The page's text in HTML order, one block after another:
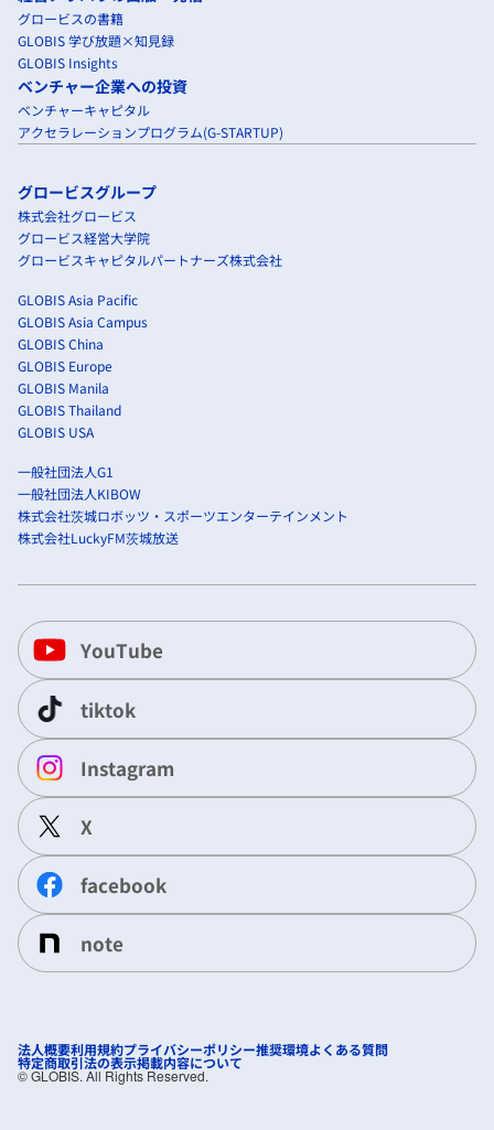
グロービスの書籍
GLOBIS 学び放題×知見録
GLOBIS Insights
ベンチャー企業への投資
ベンチャーキャピタル
アクセラレーションプログラム(G-STARTUP)
グロービスグループ
株式会社グロービス
グロービス経営大学院
グロービスキャピタルパートナーズ株式会社
GLOBIS Asia Pacific
GLOBIS Asia Campus
GLOBIS China
GLOBIS Europe
GLOBIS Manila
GLOBIS Thailand
GLOBIS USA
一般社団法人G1
一般社団法人KIBOW
株式会社茨城ロボッツ・スポーツエンターテインメント
株式会社LuckyFM茨城放送
YouTube
tiktok
Instagram
X
facebook
note
法人概要利用規約プライバシーポリシー推奨環境よくある質問
特定商取引法の表示掲載内容について
©︎ GLOBIS. All Rights Reserved.